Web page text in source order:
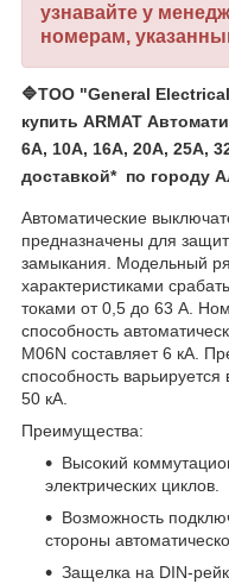
узнавайте у
номерам,
🔷ТОО "General
купить ARMAT
6А, 10А, 16А, 20А, 25А,
доставкой* по городу
Автоматические
предназначены для
замыкания. Модельный
характеристиками
токами от 0,5 до 63 А.
способность
M06N составляет 6 кА.
способность
50 кА.
Преимущества:
Высокий
электрических циклов.
Возможность
стороны
Защелка на DIN-